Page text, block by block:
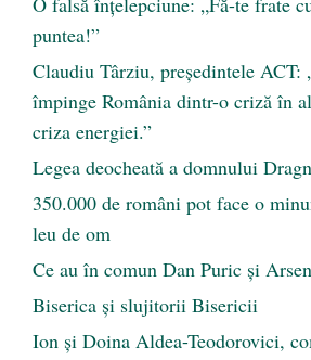
puntea!”
Claudiu Târziu, președintele ACT:
împinge România dintr-o criză în
criza energiei.”
Legea deocheată a domnului
350.000 de români pot face o
leu de om
Ce au în comun Dan Puric şi
Biserica și slujitorii Bisericii
Ion și Doina Aldea-Teodorovici,